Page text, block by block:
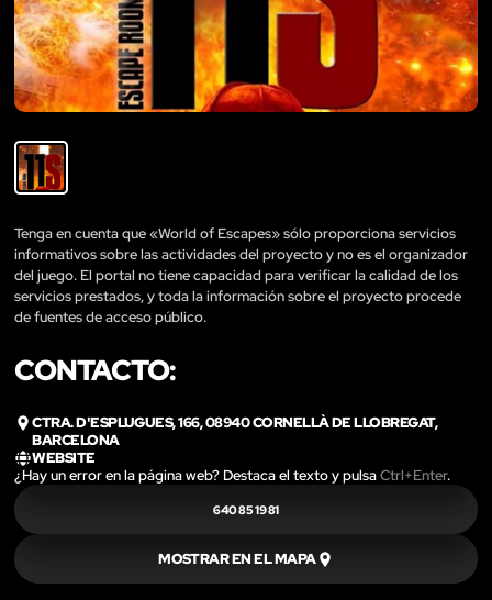
Tenga en cuenta que «World of Escapes» sólo proporciona servicios
informativos sobre las actividades del proyecto y no es el organizador
del juego. El portal no tiene capacidad para verificar la calidad de los
servicios prestados, y toda la información sobre el proyecto procede
de fuentes de acceso público.
CONTACTO:
CTRA. D'ESPLUGUES, 166, 08940 CORNELLÀ DE LLOBREGAT,
BARCELONA
WEBSITE
¿Hay un error en la página web? Destaca el texto y pulsaCtrl+Enter.
640 85 19 81
MOSTRAR EN EL MAPA